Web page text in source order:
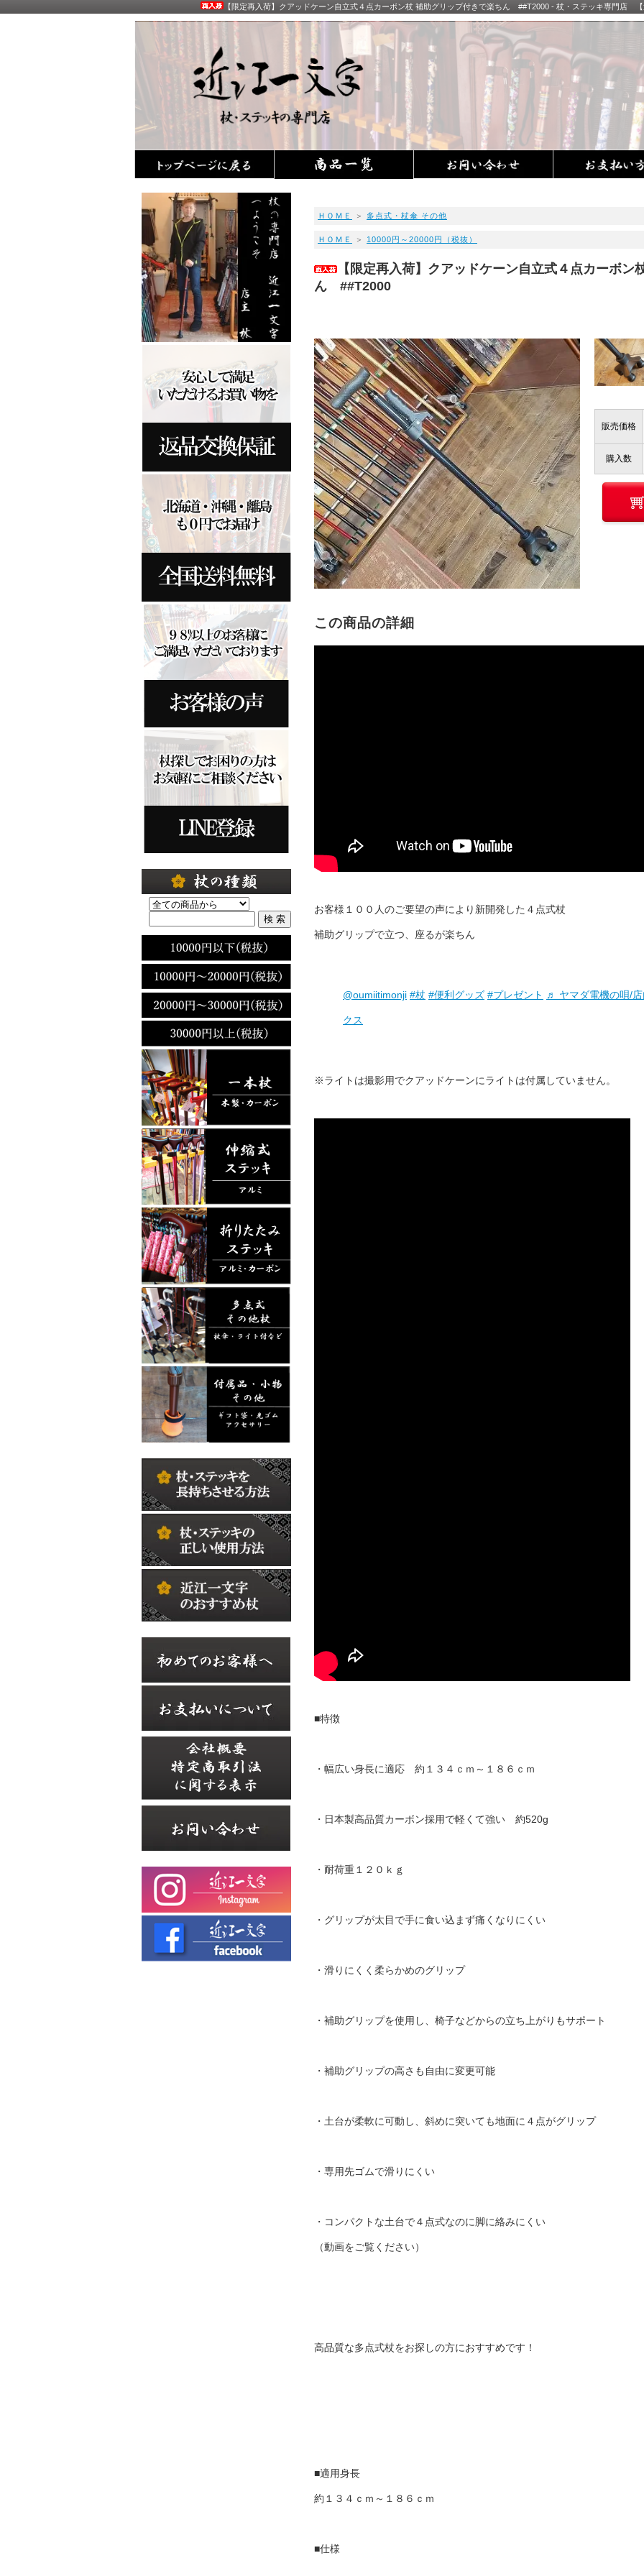
【限定再入荷】クアッドケーン自立式４点カーボン杖 補助グリップ付きで楽ちん ##T2000 - 杖・ステッキ専門店
ＨＯＭＥ ＞ 多点式・杖傘 その他
ＨＯＭＥ ＞ 10000円～20000円（税抜）
【限定再入荷】クアッドケーン自立式４点カーボン
ん ##T2000
販売価格
購入数
この商品の詳細
お客様１００人のご要望の声により新開発した４点式杖
補助グリップで立つ、座るが楽ちん
@oumiitimonji #杖 #便利グッズ #プレゼント ♬ ヤマダ電機の唄/
クス
※ライトは撮影用でクアッドケーンにライトは付属していません。
■特徴
・幅広い身長に適応 約１３４ｃｍ～１８６ｃｍ
・日本製高品質カーボン採用で軽くて強い 約520g
・耐荷重１２０ｋｇ
・グリップが太目で手に食い込まず痛くなりにくい
・滑りにくく柔らかめのグリップ
・補助グリップを使用し、椅子などからの立ち上がりもサポート
・補助グリップの高さも自由に変更可能
・土台が柔軟に可動し、斜めに突いても地面に４点がグリップ
・専用先ゴムで滑りにくい
・コンパクトな土台で４点式なのに脚に絡みにくい
（動画をご覧ください）
高品質な多点式杖をお探しの方におすすめです！
■適用身長
約１３４ｃｍ～１８６ｃｍ
■仕様